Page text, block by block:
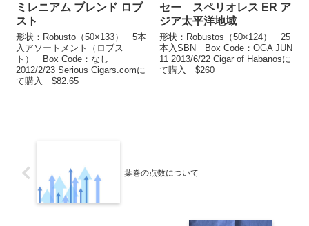
ミレニアム ブレンド ロブ
スト
形状：Robusto（50×133） 5本
入アソートメント（ロブス
ト） Box Code：なし
2012/2/23 Serious Cigars.comに
て購入 $82.65
セー スペリオレス ER ア
ジア太平洋地域
形状：Robustos（50×124） 25
本入SBN Box Code：OGA JUN
11 2013/6/22 Cigar of Habanosに
て購入 $260
葉巻の点数について